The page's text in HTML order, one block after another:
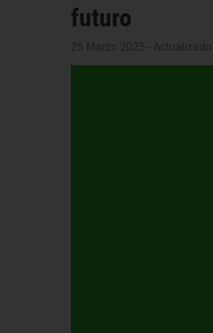
futuro
25 Marzo 2025 -